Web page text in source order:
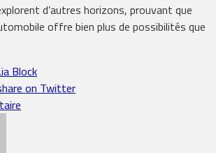
d’autres horizons, prouvant que
offre bien plus de possibilités que
Block
on Twitter